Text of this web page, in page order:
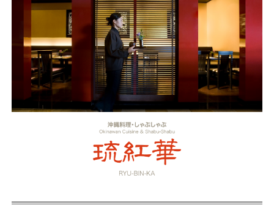
ログイン／会員登録
ご予約内容照会／キャンセル
Special Offers